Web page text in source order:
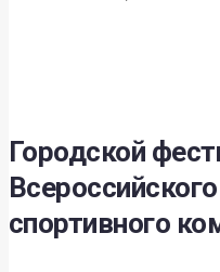
Городской
спортивного